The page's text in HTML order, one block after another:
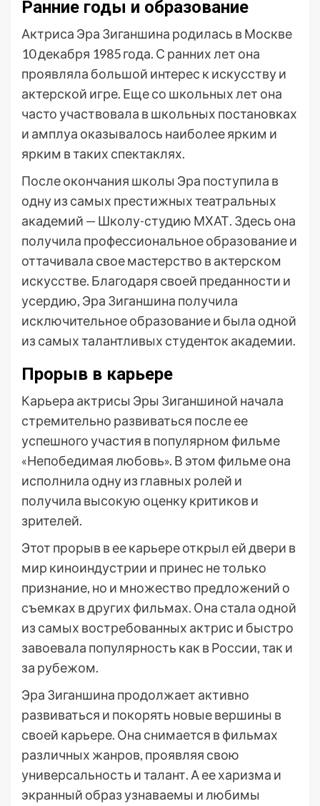
Ранние годы и образование
Актриса Эра Зиганшина родилась в Москве
10 декабря 1985 года. С ранних лет она
проявляла большой интерес к искусству и
актерской игре. Еще со школьных лет она
часто участвовала в школьных постановках
и амплуа оказывалось наиболее ярким и
ярким в таких спектаклях.
После окончания школы Эра поступила в
одну из самых престижных театральных
академий — Школу-студию МХАТ. Здесь она
получила профессиональное образование и
оттачивала свое мастерство в актерском
искусстве. Благодаря своей преданности и
усердию, Эра Зиганшина получила
исключительное образование и была одной
из самых талантливых студенток академии.
Прорыв в карьере
Карьера актрисы Эры Зиганшиной начала
стремительно развиваться после ее
успешного участия в популярном фильме
«Непобедимая любовь». В этом фильме она
исполнила одну из главных ролей и
получила высокую оценку критиков и
зрителей.
Этот прорыв в ее карьере открыл ей двери в
мир киноиндустрии и принес не только
признание, но и множество предложений о
съемках в других фильмах. Она стала одной
из самых востребованных актрис и быстро
завоевала популярность как в России, так и
за рубежом.
Эра Зиганшина продолжает активно
развиваться и покорять новые вершины в
своей карьере. Она снимается в фильмах
различных жанров, проявляя свою
универсальность и талант. А ее харизма и
экранный образ узнаваемы и любимы